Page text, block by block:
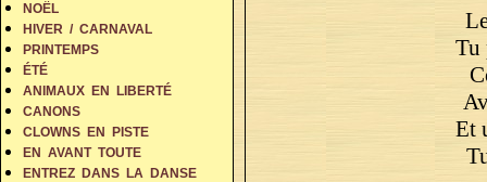
NOËL
HIVER / CARNAVAL
PRINTEMPS
ÉTÉ
ANIMAUX EN LIBERTÉ
CANONS
CLOWNS EN PISTE
EN AVANT TOUTE
ENTREZ DANS LA DANSE
Tu
Et